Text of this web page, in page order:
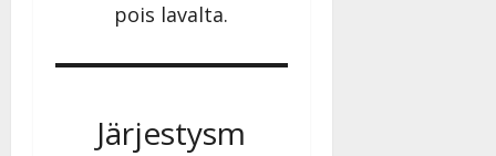
pois lavalta.
Järjestysm